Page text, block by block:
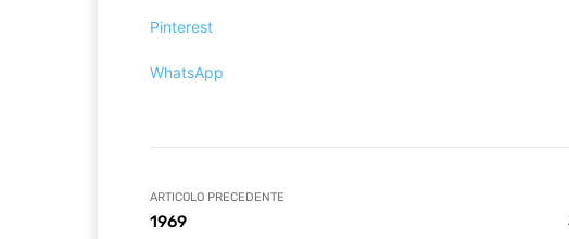
Pinterest
WhatsApp
ARTICOLO PRECEDENTE
1969